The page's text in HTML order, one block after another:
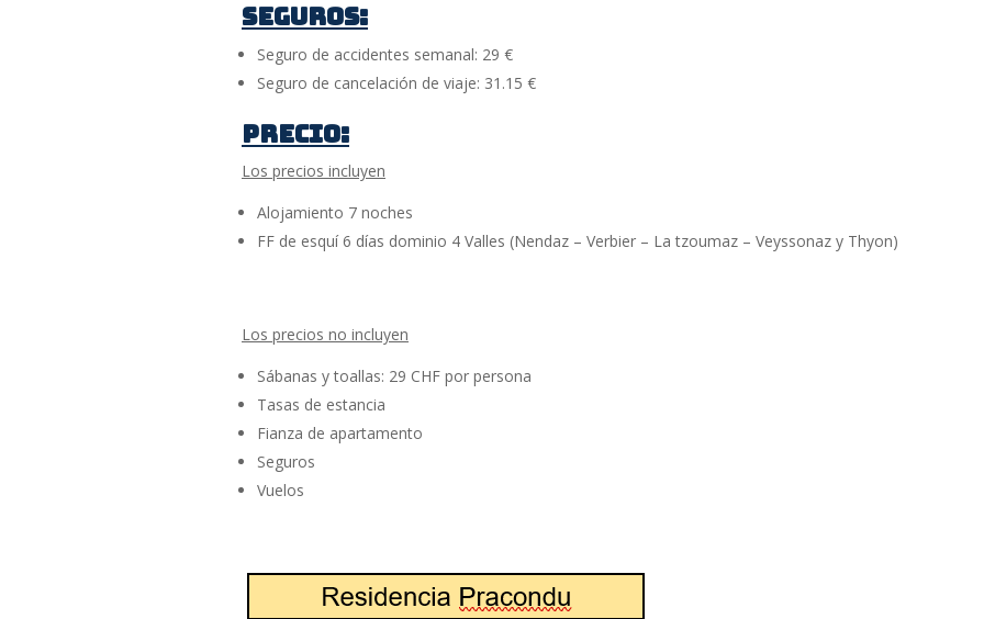
SEGUROS:
Seguro de accidentes semanal: 29 €
Seguro de cancelación de viaje: 31.15 €
PRECIO:
Los precios incluyen
Alojamiento 7 noches
FF de esquí 6 días dominio 4 Valles (Nendaz – Verbier – La tzoumaz – Veyssonaz y Thyon)
Los precios no incluyen
Sábanas y toallas: 29 CHF por persona
Tasas de estancia
Fianza de apartamento
Seguros
Vuelos